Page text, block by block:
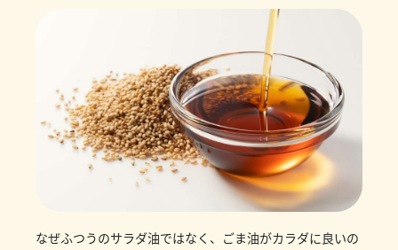
なぜふつうのサラダ油ではなく、ごま油がカラダに良いの